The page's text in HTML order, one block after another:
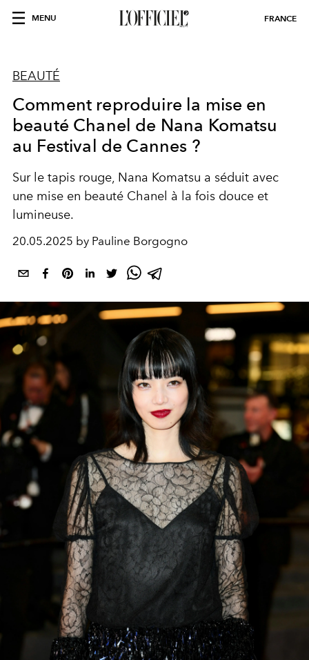
MENU FRANCE
BEAUTÉ
Comment reproduire la mise en
beauté Chanel de Nana Komatsu
au Festival de Cannes ?
Sur le tapis rouge, Nana Komatsu a séduit avec
une mise en beauté Chanel à la fois douce et
lumineuse.
20.05.2025 by Pauline Borgogno